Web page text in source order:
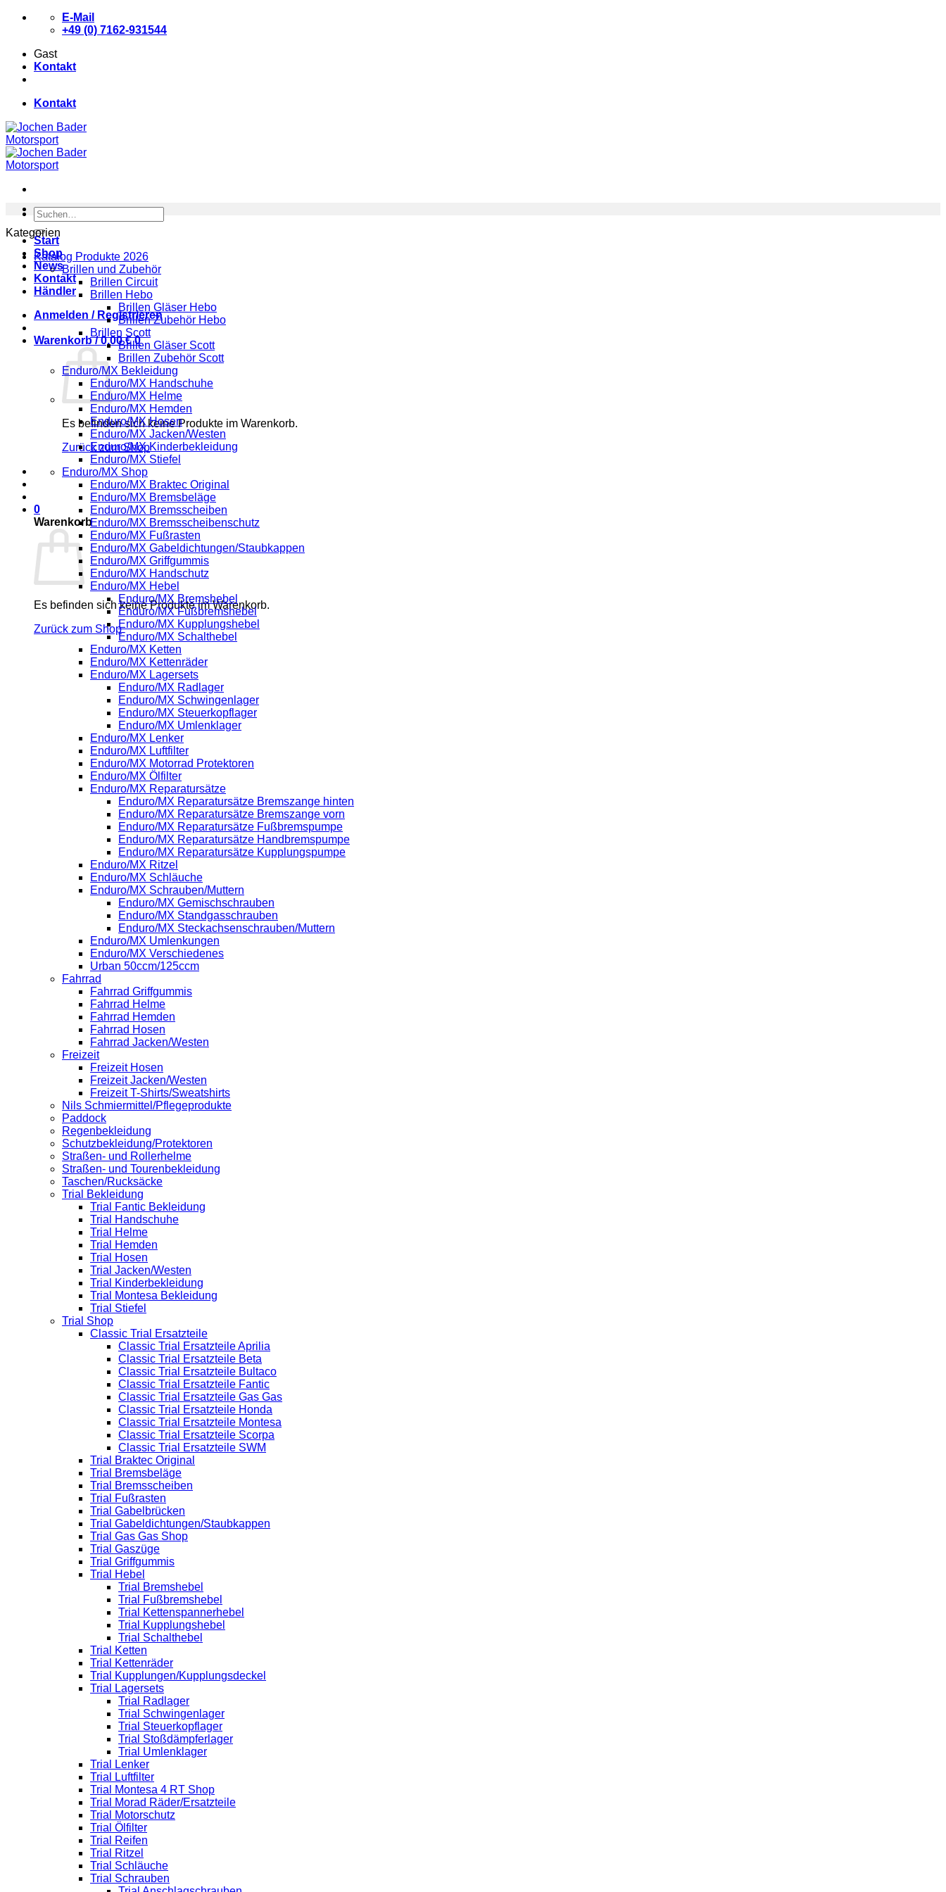
Zum
E-Mail
+49 (0) 7162-931544
Gast
Kontakt
Kontakt
Suchen
nach:
Start
Shop
News
Kontakt
Händler
Anmelden / Registrieren
Warenkorb /0,00€ 0
Es befinden sich keine Produkte im Warenkorb.
Zurück zum Shop
0
Warenkorb
Es befinden sich keine Produkte im Warenkorb.
Zurück zum Shop
Kategorien
Katalog Produkte 2026
Brillen und Zubehör
Brillen Circuit
Brillen Hebo
Brillen Gläser Hebo
Brillen Zubehör Hebo
Brillen Scott
Brillen Gläser Scott
Brillen Zubehör Scott
Enduro/MX Bekleidung
Enduro/MX Handschuhe
Enduro/MX Helme
Enduro/MX Hemden
Enduro/MX Hosen
Enduro/MX Jacken/Westen
Enduro/MX Kinderbekleidung
Enduro/MX Stiefel
Enduro/MX Shop
Enduro/MX Braktec Original
Enduro/MX Bremsbeläge
Enduro/MX Bremsscheiben
Enduro/MX Bremsscheibenschutz
Enduro/MX Fußrasten
Enduro/MX Gabeldichtungen/Staubkappen
Enduro/MX Griffgummis
Enduro/MX Handschutz
Enduro/MX Hebel
Enduro/MX Bremshebel
Enduro/MX Fußbremshebel
Enduro/MX Kupplungshebel
Enduro/MX Schalthebel
Enduro/MX Ketten
Enduro/MX Kettenräder
Enduro/MX Lagersets
Enduro/MX Radlager
Enduro/MX Schwingenlager
Enduro/MX Steuerkopflager
Enduro/MX Umlenklager
Enduro/MX Lenker
Enduro/MX Luftfilter
Enduro/MX Motorrad Protektoren
Enduro/MX Ölfilter
Enduro/MX Reparatursätze
Enduro/MX Reparatursätze Bremszange hinten
Enduro/MX Reparatursätze Bremszange vorn
Enduro/MX Reparatursätze Fußbremspumpe
Enduro/MX Reparatursätze Handbremspumpe
Enduro/MX Reparatursätze Kupplungspumpe
Enduro/MX Ritzel
Enduro/MX Schläuche
Enduro/MX Schrauben/Muttern
Enduro/MX Gemischschrauben
Enduro/MX Standgasschrauben
Enduro/MX Steckachsenschrauben/Muttern
Enduro/MX Umlenkungen
Enduro/MX Verschiedenes
Urban 50ccm/125ccm
Fahrrad
Fahrrad Griffgummis
Fahrrad Helme
Fahrrad Hemden
Fahrrad Hosen
Fahrrad Jacken/Westen
Freizeit
Freizeit Hosen
Freizeit Jacken/Westen
Freizeit T-Shirts/Sweatshirts
Nils Schmiermittel/Pflegeprodukte
Paddock
Regenbekleidung
Schutzbekleidung/Protektoren
Straßen- und Rollerhelme
Straßen- und Tourenbekleidung
Taschen/Rucksäcke
Trial Bekleidung
Trial Fantic Bekleidung
Trial Handschuhe
Trial Helme
Trial Hemden
Trial Hosen
Trial Jacken/Westen
Trial Kinderbekleidung
Trial Montesa Bekleidung
Trial Stiefel
Trial Shop
Classic Trial Ersatzteile
Classic Trial Ersatzteile Aprilia
Classic Trial Ersatzteile Beta
Classic Trial Ersatzteile Bultaco
Classic Trial Ersatzteile Fantic
Classic Trial Ersatzteile Gas Gas
Classic Trial Ersatzteile Honda
Classic Trial Ersatzteile Montesa
Classic Trial Ersatzteile Scorpa
Classic Trial Ersatzteile SWM
Trial Braktec Original
Trial Bremsbeläge
Trial Bremsscheiben
Trial Fußrasten
Trial Gabelbrücken
Trial Gabeldichtungen/Staubkappen
Trial Gas Gas Shop
Trial Gaszüge
Trial Griffgummis
Trial Hebel
Trial Bremshebel
Trial Fußbremshebel
Trial Kettenspannerhebel
Trial Kupplungshebel
Trial Schalthebel
Trial Ketten
Trial Kettenräder
Trial Kupplungen/Kupplungsdeckel
Trial Lagersets
Trial Radlager
Trial Schwingenlager
Trial Steuerkopflager
Trial Stoßdämpferlager
Trial Umlenklager
Trial Lenker
Trial Luftfilter
Trial Montesa 4 RT Shop
Trial Morad Räder/Ersatzteile
Trial Motorschutz
Trial Ölfilter
Trial Reifen
Trial Ritzel
Trial Schläuche
Trial Schrauben